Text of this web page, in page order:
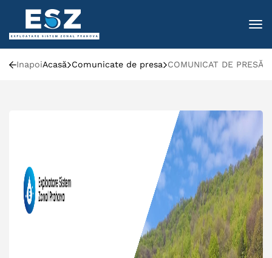
InapoiAcasă Comunicate de presa COMUNICAT DE PRESĂ: